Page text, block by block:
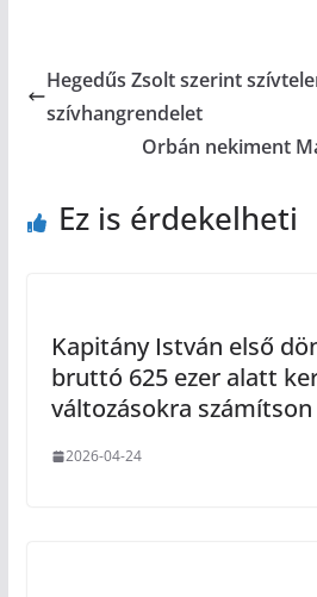
Hegedűs Zsolt szerint
szívhangrendelet
Orbán nekiment
Ez is érdekelheti
Kapitány István első
bruttó 625 ezer alatt
változásokra számítson
2026-04-24